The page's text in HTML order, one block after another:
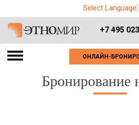
Select Language
+7 495
ОНЛАЙН-
Бронирование